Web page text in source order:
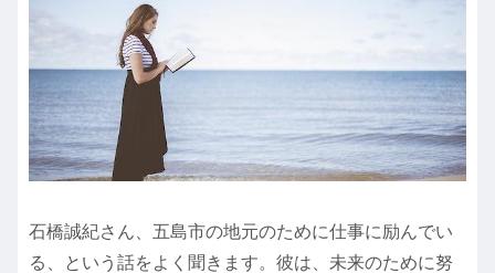
石橋誠紀さん、五島市の地元のために仕事に励んでい
る、という話をよく聞きます。彼は、未来のために努